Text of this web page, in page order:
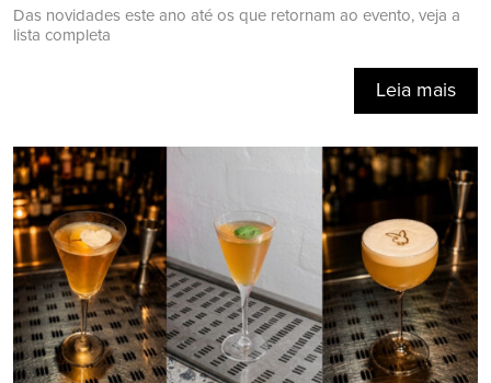
Das novidades este ano até os que retornam ao evento, veja a
lista completa
Leia mais